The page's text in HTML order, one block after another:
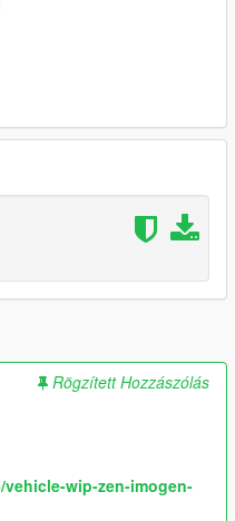
carcols
Rögzített Hozzászólás
wip-zen-imogen-